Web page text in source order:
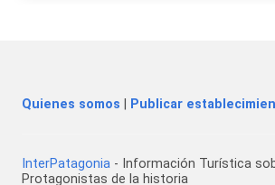
Quienes somos Publicar
InterPatagonia - Información Turística
Protagonistas de la historia